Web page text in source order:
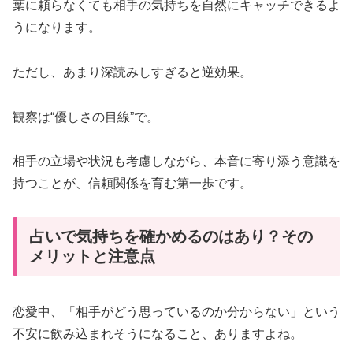
葉に頼らなくても相手の気持ちを自然にキャッチできるよ
うになります。
ただし、あまり深読みしすぎると逆効果。
観察は“優しさの目線”で。
相手の立場や状況も考慮しながら、本音に寄り添う意識を
持つことが、信頼関係を育む第一歩です。
占いで気持ちを確かめるのはあり？その
メリットと注意点
恋愛中、「相手がどう思っているのか分からない」という
不安に飲み込まれそうになること、ありますよね。